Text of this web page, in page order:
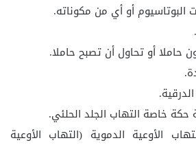
البوتاسيوم أو أي من مكوناته.
حاملا أو تحاول أن تصبح حاملا.
خاصة التهاب الجلد الحلئي.
الأوعية الدموية (التهاب الأوعية